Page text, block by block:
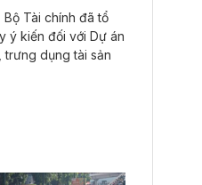
Tài chính đã tổ
ý kiến đối với Dự án
trưng dụng tài sản